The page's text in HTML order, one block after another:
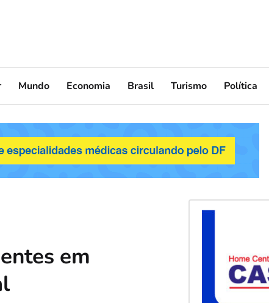
Mundo Economia Brasil Turismo Política
em